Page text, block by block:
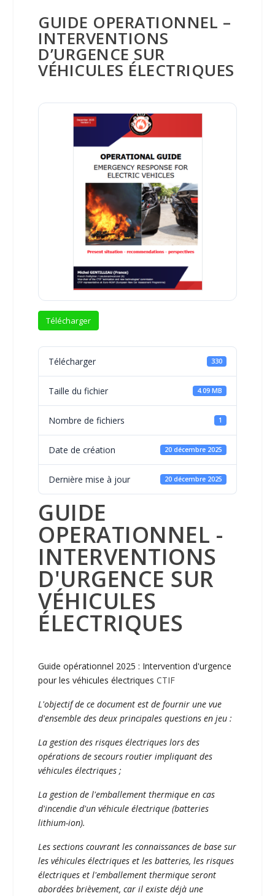
GUIDE OPERATIONNEL –
INTERVENTIONS
D’URGENCE SUR
VÉHICULES ÉLECTRIQUES
Télécharger
Télécharger 330
Taille du fichier 4.09 MB
Nombre de fichiers 1
Date de création 20 décembre 2025
Dernière mise à jour 20 décembre 2025
GUIDE
OPERATIONNEL -
INTERVENTIONS
D'URGENCE SUR
VÉHICULES
ÉLECTRIQUES
Guide opérationnel 2025 : Intervention d'urgence
pour les véhicules électriquesCTIF
L'objectif de ce document est de fournir une vue
d'ensemble des deux principales questions en jeu :
La gestion des risques électriques lors des
opérations de secours routier impliquant des
véhicules électriques ;
La gestion de l'emballement thermique en cas
d'incendie d'un véhicule électrique (batteries
lithium-ion).
Les sections couvrant les connaissances de base sur
les véhicules électriques et les batteries, les risques
électriques et l'emballement thermique seront
abordées brièvement, car il existe déjà une